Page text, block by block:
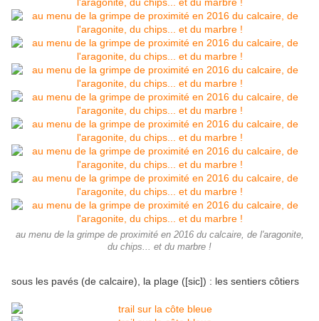
au menu de la grimpe de proximité en 2016 du calcaire, de l'aragonite,
du chips... et du marbre !
sous les pavés (de calcaire), la plage ([sic]) : les sentiers côtiers